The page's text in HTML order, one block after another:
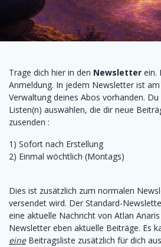
Trage dich hier in den Newsletter ein.
Anmeldung. In jedem Newsletter ist
Verwaltung deines Abos vorhanden.
Listen(n) auswählen, die dir neue
zusenden :
1) Sofort nach Erstellung
2) Einmal wöchtlich (Montags)
Dies ist zusätzlich zum normalen
versendet wird. Der Standard-
eine aktuelle Nachricht von Atlan
Newsletter eben aktuelle Beiträge. Es
eineBeitragsliste zusätzlich für dich